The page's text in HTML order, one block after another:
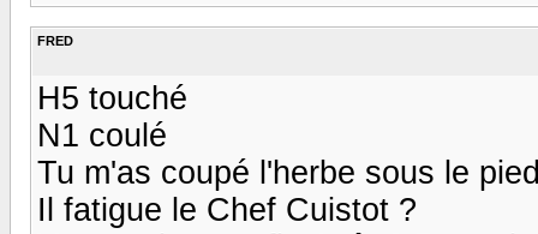
FRED
H5 touché
N1 coulé
Tu m'as coupé l'herbe sous le
Il fatigue le Chef Cuistot ?